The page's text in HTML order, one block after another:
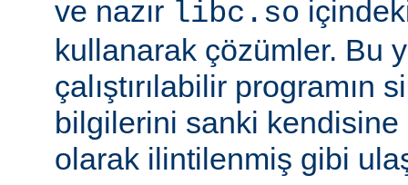
ve nazır libc.so
kullanarak çözümler. Bu
çalıştırılabilir programın
bilgilerini sanki
olarak ilintilenmiş gibi